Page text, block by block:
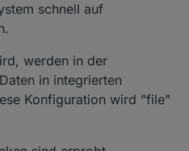
schnell auf
werden in der
in integrierten
Konfiguration wird "file"